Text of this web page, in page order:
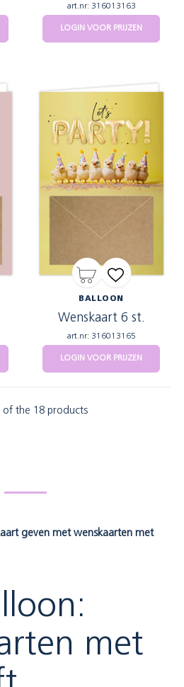
art.nr: 316013163
LOGIN VOOR PRIJZEN
BALLOON
Wenskaart 6 st.
art.nr: 316013165
LOGIN VOOR PRIJZEN
of the 18 products
geven met wenskaarten met
met